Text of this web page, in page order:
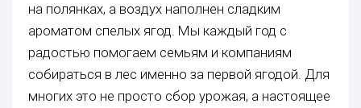
на полянках, а воздух наполнен сладким
ароматом спелых ягод. Мы каждый год с
радостью помогаем семьям и компаниям
собираться в лес именно за первой ягодой. Для
многих это не просто сбор урожая, а настоящее